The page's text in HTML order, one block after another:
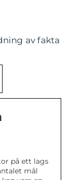
av fakta
på ett lags
mål